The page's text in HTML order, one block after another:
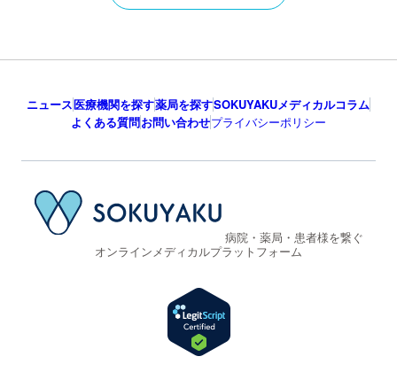
ニュース医療機関を探す薬局を探すSOKUYAKUメディカルコラム
よくある質問お問い合わせプライバシーポリシー
病院・薬局・患者様を繋ぐ
オンラインメディカルプラットフォーム